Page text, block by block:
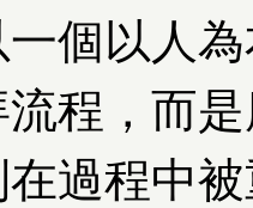
個以人
程，而
過程中